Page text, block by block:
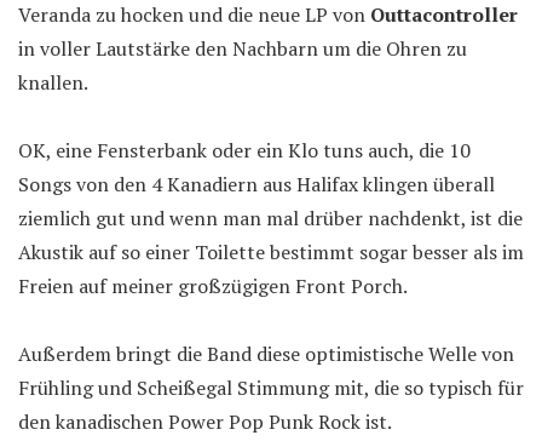
Veranda zu hocken und die neue LP von Outtacontroller
in voller Lautstärke den Nachbarn um die Ohren zu
knallen.
OK, eine Fensterbank oder ein Klo tuns auch, die 10
Songs von den 4 Kanadiern aus Halifax klingen überall
ziemlich gut und wenn man mal drüber nachdenkt, ist die
Akustik auf so einer Toilette bestimmt sogar besser als im
Freien auf meiner großzügigen Front Porch.
Außerdem bringt die Band diese optimistische Welle von
Frühling und Scheißegal Stimmung mit, die so typisch für
den kanadischen Power Pop Punk Rock ist.